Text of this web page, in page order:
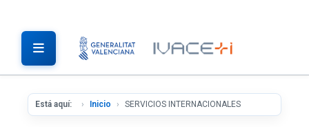
Está aquí: Inicio SERVICIOS INTERNACIONALES